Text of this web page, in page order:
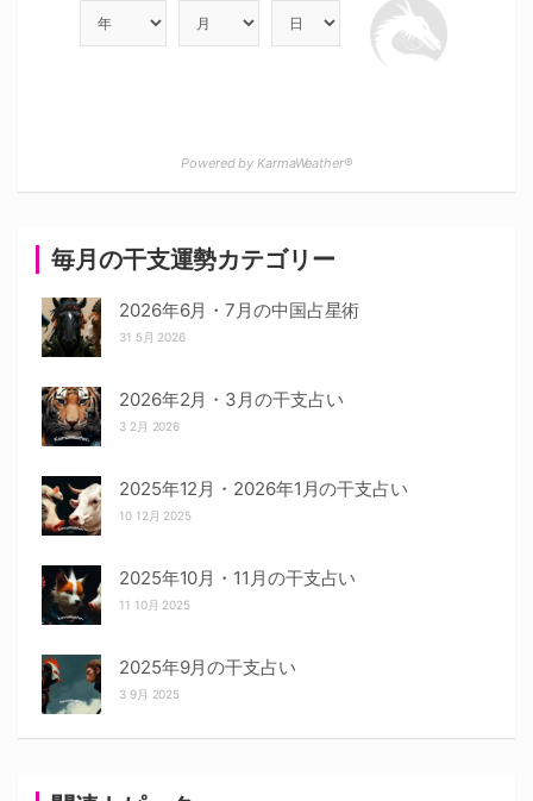
毎月の干支運勢カテゴリー
2026年6月・7月の中国占星術
31 5月 2026
2026年2月・3月の干支占い
3 2月 2026
2025年12月・2026年1月の干支占い
10 12月 2025
2025年10月・11月の干支占い
11 10月 2025
2025年9月の干支占い
3 9月 2025
Powered by KarmaWeather®